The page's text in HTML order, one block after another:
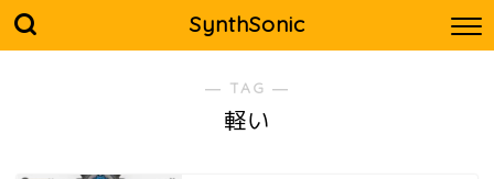
SynthSonic
― TAG ―
軽い